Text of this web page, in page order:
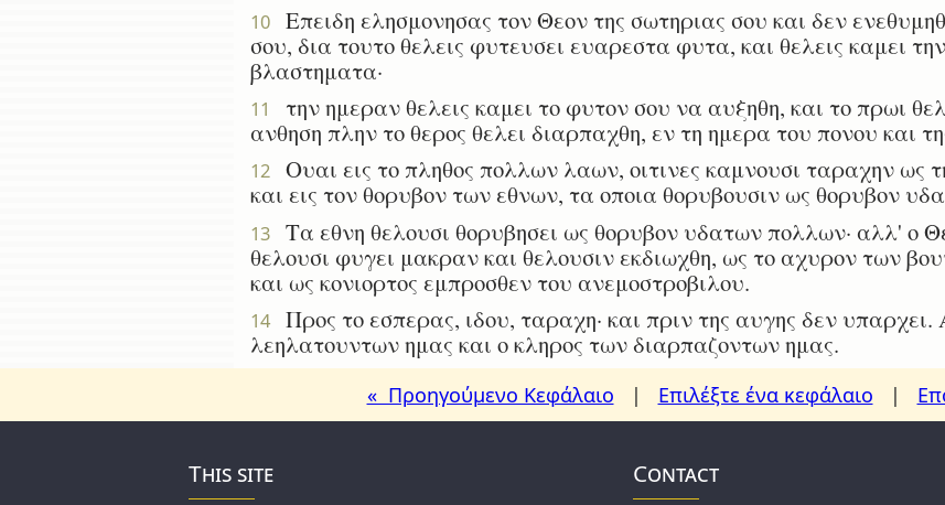
10
Επειδη ελησμονησας τον Θεον της σωτηριας σου και δεν
σου, δια τουτο θελεις φυτευσει ευαρεστα φυτα, και θελεις καμει
βλαστηματα·
11
την ημεραν θελεις καμει το φυτον σου να αυξηθη, και το πρωι
ανθηση πλην το θερος θελει διαρπαχθη, εν τη ημερα του πονου και
12
Ουαι εις το πληθος πολλων λαων, οιτινες καμνουσι ταραχην ως
και εις τον θορυβον των εθνων, τα οποια θορυβουσιν ως θορυβον
13
Τα εθνη θελουσι θορυβησει ως θορυβον υδατων πολλων· αλλ' ο
θελουσι φυγει μακραν και θελουσιν εκδιωχθη, ως το αχυρον των
και ως κονιορτος εμπροσθεν του ανεμοστροβιλου.
14
Προς το εσπερας, ιδου, ταραχη· και πριν της αυγης δεν υπαρχει.
λεηλατουντων ημας και ο κληρος των διαρπαζοντων ημας.
« Προηγούμενο Κεφάλαιο | Επιλέξτε ένα κεφάλαιο |
This site Contact